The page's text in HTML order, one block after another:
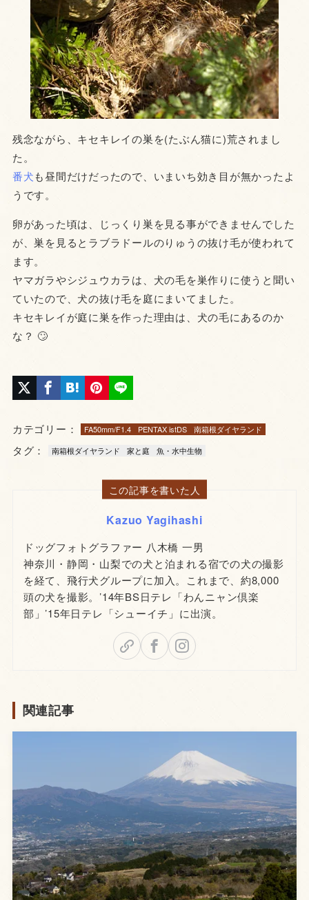
残念ながら、キセキレイの巣を(たぶん猫に)荒されまし
た。
番犬も昼間だけだったので、いまいち効き目が無かったよ
うです。
卵があった頃は、じっくり巣を見る事ができませんでした
が、巣を見るとラブラドールのりゅうの抜け毛が使われて
ます。
ヤマガラやシジュウカラは、犬の毛を巣作りに使うと聞い
ていたので、犬の抜け毛を庭にまいてました。
キセキレイが庭に巣を作った理由は、犬の毛にあるのか
な？ 🙄
カテゴリー： FA50mm/F1.4 PENTAX istDS 南箱根ダイヤランド
タグ： 南箱根ダイヤランド 家と庭 魚・水中生物
この記事を書いた人
Kazuo Yagihashi
ドッグフォトグラファー 八木橋 一男
神奈川・静岡・山梨での犬と泊まれる宿での犬の撮影
を経て、飛行犬グループに加入。これまで、約8,000
頭の犬を撮影。’14年BS日テレ「わんニャン倶楽
部」’15年日テレ「シューイチ」に出演。
関連記事